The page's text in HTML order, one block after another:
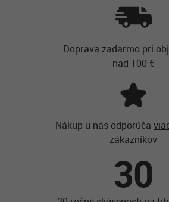
Doprava zadarmo pri
nad 100 €
Nákup u nás odporúča
zákazníkov
30